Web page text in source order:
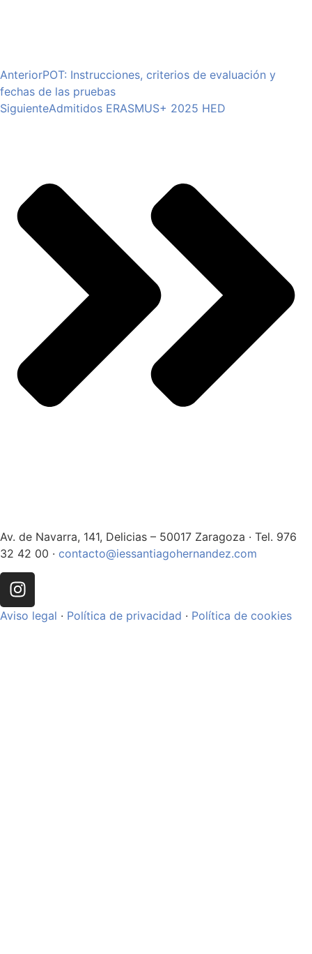
AnteriorPOT: Instrucciones, criterios de evaluación y
fechas de las pruebas
SiguienteAdmitidos ERASMUS+ 2025 HED
Av. de Navarra, 141, Delicias – 50017 Zaragoza · Tel. 976
32 42 00 · contacto@iessantiagohernandez.com
Aviso legal · Política de privacidad · Política de cookies